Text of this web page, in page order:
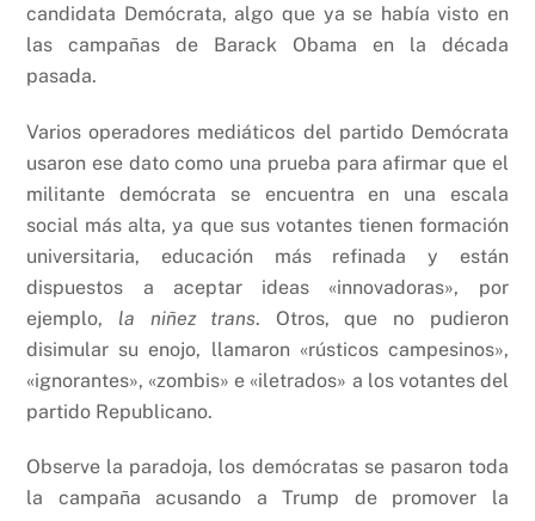
candidata Demócrata, algo que ya se había visto en
las campañas de Barack Obama en la década
pasada.
Varios operadores mediáticos del partido Demócrata
usaron ese dato como una prueba para afirmar que el
militante demócrata se encuentra en una escala
social más alta, ya que sus votantes tienen formación
universitaria, educación más refinada y están
dispuestos a aceptar ideas «innovadoras», por
ejemplo, la niñez trans. Otros, que no pudieron
disimular su enojo, llamaron «rústicos campesinos»,
«ignorantes», «zombis» e «iletrados» a los votantes del
partido Republicano.
Observe la paradoja, los demócratas se pasaron toda
la campaña acusando a Trump de promover la